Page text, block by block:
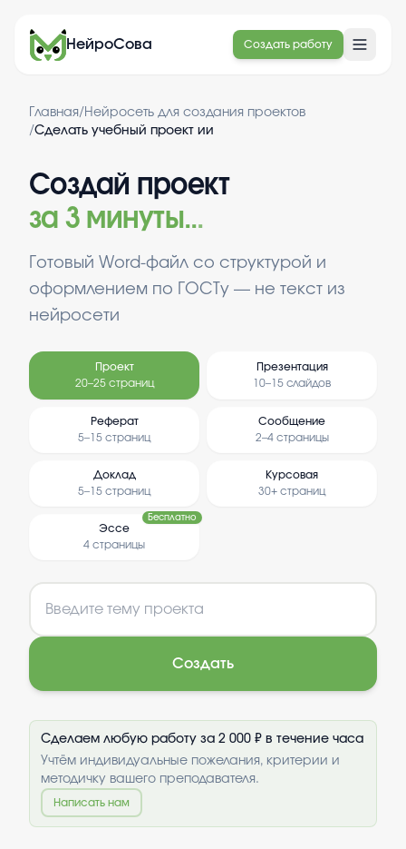
НейроСова Создать работу
Главная/ Нейросеть для создания проектов
/Сделать учебный проект ии
Создай проект
за 3 минуты...
Готовый Word-файл со структурой и
оформлением по ГОСТу — не текст из
нейросети
Проект
20–25 страниц
Презентация
10–15 слайдов
Реферат
5–15 страниц
Сообщение
2–4 страницы
Доклад
5–15 страниц
Курсовая
30+ страниц
Эссе
4 страницы
Бесплатно
Создать
Сделаем любую работу за 2 000 ₽ в течение часа
Учтём индивидуальные пожелания, критерии и
методичку вашего преподавателя.
Написать нам